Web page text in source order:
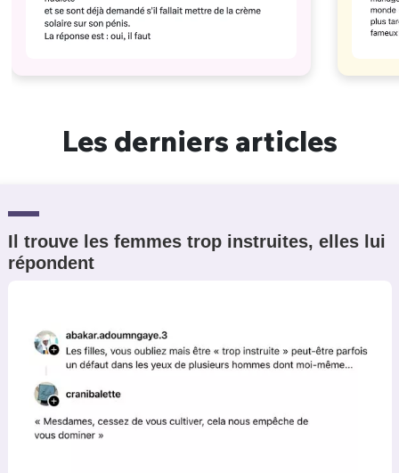
Les derniers articles
Il trouve les femmes trop instruites, elles lui
répondent